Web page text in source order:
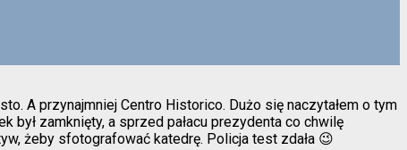
A przynajmniej Centro Historico. Dużo się naczytałem o tym
zamknięty, a sprzed pałacu prezydenta co chwilę
żeby sfotografować katedrę. Policja test zdała 😉